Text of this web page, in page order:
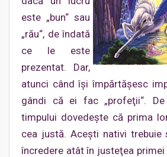
este „bun“ sau
„rău“, de îndată
ce le este
prezentat. Dar,
atunci când îşi împărtăşesc
gândi că ei fac „profeţii“. De
timpului dovedeşte că prima
cea justă. Aceşti nativi trebuie
încredere atât în justeţea